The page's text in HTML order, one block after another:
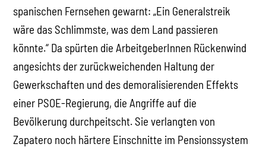
spanischen Fernsehen gewarnt: „Ein Generalstreik
wäre das Schlimmste, was dem Land passieren
könnte.“ Da spürten die ArbeitgeberInnen Rückenwind
angesichts der zurückweichenden Haltung der
Gewerkschaften und des demoralisierenden Effekts
einer PSOE-Regierung, die Angriffe auf die
Bevölkerung durchpeitscht. Sie verlangten von
Zapatero noch härtere Einschnitte im Pensionssystem